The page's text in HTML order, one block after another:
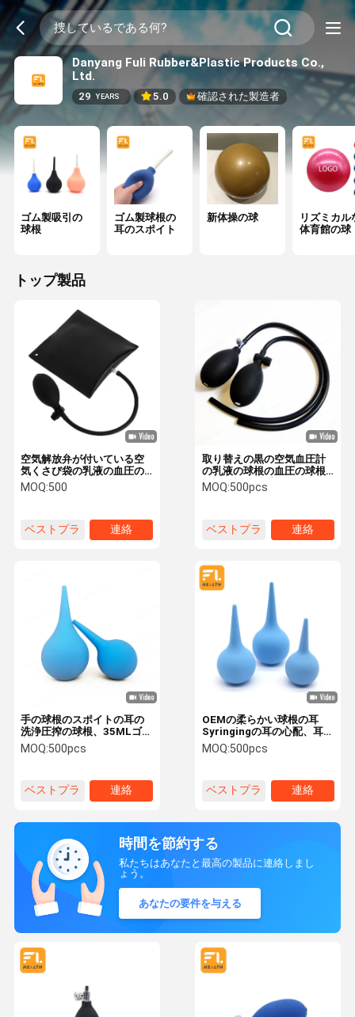
Danyang Fuli Rubber&Plastic Products Co.,
Ltd.
29 YEARS 5.0 確認された製造者
ゴム製吸引の
球根
ゴム製球根の
耳のスポイト
新体操の球
リズミカル
体育館の球
トップ製品
空気解放弁が付いている空
気くさび袋の乳液の血圧の
球根85mm
MOQ:500
ベストプラ
連絡
取り替えの黒の空気血圧計
の乳液の球根の血圧の球根
が付いている手動インフレ
ーションの血圧の乳液の球
MOQ:500pcs
ベストプラ
連絡
手の球根のスポイトの耳の
洗浄圧搾の球根、35MLゴム
製圧搾の球根の耳のスポイ
トの球の実験室用具
MOQ:500pcs
ベストプラ
連絡
OEMの柔らかい球根の耳
Syringingの耳の心配、耳の
吸引の球根、Resuableの医
学等級の耳のクリーニング
MOQ:500pcs
ベストプラ
連絡
時間を節約する
私たちはあなたと最高の製品に連絡しまし
ょう。
あなたの要件を与える